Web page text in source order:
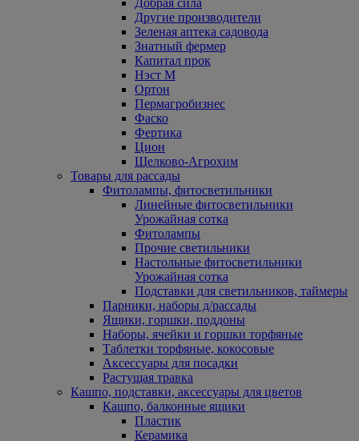
Добрая сила
Другие производители
Зеленая аптека садовода
Знатный фермер
Капитал прок
Нэст М
Ортон
Пермагробизнес
Фаско
Фертика
Цион
Щелково-Агрохим
Товары для рассады
Фитолампы, фитосветильники
Линейные фитосветильники
Урожайная сотка
Фитолампы
Прочие светильники
Настольные фитосветильники
Урожайная сотка
Подставки для светильников, таймеры
Парники, наборы д/рассады
Ящики, горшки, поддоны
Наборы, ячейки и горшки торфяные
Таблетки торфяные, кокосовые
Аксессуары для посадки
Растущая травка
Кашпо, подставки, аксессуары для цветов
Кашпо, балконные ящики
Пластик
Керамика